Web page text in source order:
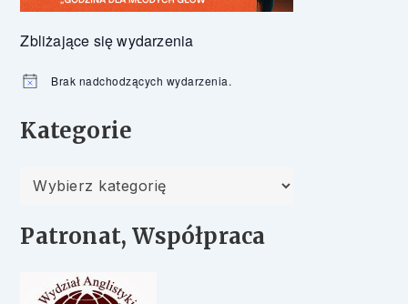
Zbliżające się wydarzenia
Powiadomienie
Brak nadchodzących wydarzenia.
Kategorie
Kategorie
Patronat, Współpraca